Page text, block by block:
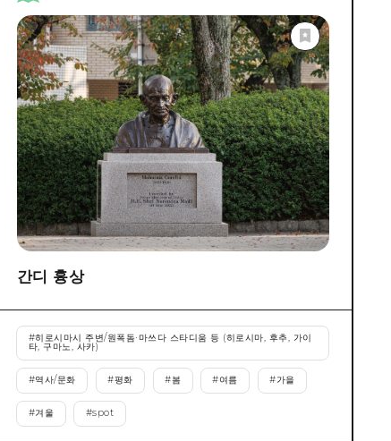
간디 흉상
#히로시마시 주변/원폭돔·마쓰다 스타디움 등 (히로시마, 후추, 가이
타, 구마노, 사카)
#역사/문화 #평화 #봄 #여름 #가을
#겨울 #spot